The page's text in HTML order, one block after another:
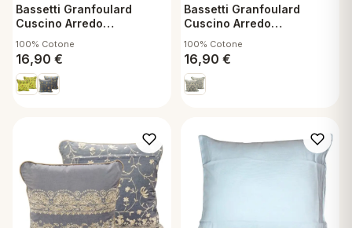
Bassetti Granfoulard
Cuscino Arredo
Imbottitura Montefano V1
40x40 cm
100% Cotone
16,90 €
Bassetti Granfoulard
Cuscino Arredo
Imbottitura Mira V1 40x40
cm
100% Cotone
16,90 €